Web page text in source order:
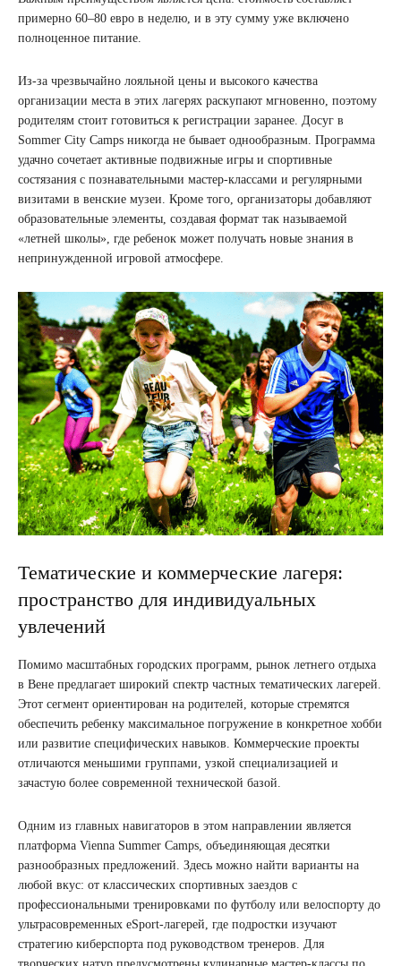
примерно 60–80 евро в неделю, и в эту сумму уже включено
полноценное питание.
Из-за чрезвычайно лояльной цены и высокого качества
организации места в этих лагерях раскупают мгновенно, поэтому
родителям стоит готовиться к регистрации заранее. Досуг в
Sommer City Camps никогда не бывает однообразным. Программа
удачно сочетает активные подвижные игры и спортивные
состязания с познавательными мастер-классами и регулярными
визитами в венские музеи. Кроме того, организаторы добавляют
образовательные элементы, создавая формат так называемой
«летней школы», где ребенок может получать новые знания в
непринужденной игровой атмосфере.
Тематические и коммерческие лагеря:
пространство для индивидуальных
увлечений
Помимо масштабных городских программ, рынок летнего отдыха
в Вене предлагает широкий спектр частных тематических лагерей.
Этот сегмент ориентирован на родителей, которые стремятся
обеспечить ребенку максимальное погружение в конкретное хобби
или развитие специфических навыков. Коммерческие проекты
отличаются меньшими группами, узкой специализацией и
зачастую более современной технической базой.
Одним из главных навигаторов в этом направлении является
платформа Vienna Summer Camps, объединяющая десятки
разнообразных предложений. Здесь можно найти варианты на
любой вкус: от классических спортивных заездов с
профессиональными тренировками по футболу или велоспорту до
ультрасовременных eSport-лагерей, где подростки изучают
стратегию киберспорта под руководством тренеров. Для